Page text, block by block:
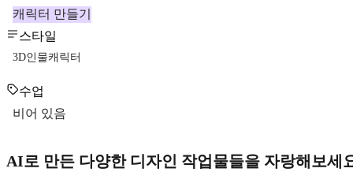
캐릭터 만들기
스타일
3D인물캐릭터
수업
비어 있음
AI로 만든 다양한 디자인 작업물들을 자랑해보세